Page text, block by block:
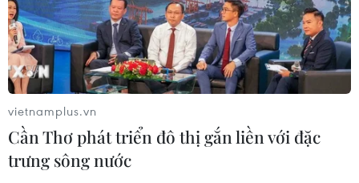
#Vietnam
#Plus Triều Tiên
vietnamplus.vn
Cần Thơ phát triển đô thị gắn liền với đặc
trưng sông nước